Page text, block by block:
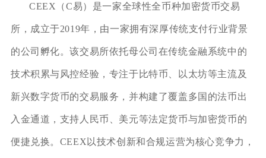
CEEX（C易）是一家全球性全币种加密货币交易
所，成立于2019年，由一家拥有深厚传统支付行业背景
的公司孵化。该交易所依托母公司在传统金融系统中的
技术积累与风控经验，专注于比特币、以太坊等主流及
新兴数字货币的交易服务，并构建了覆盖多国的法币出
入金通道，支持人民币、美元等法定货币与加密货币的
便捷兑换。CEEX以技术创新和合规运营为核心竞争力，